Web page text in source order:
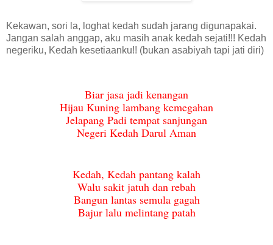
Kekawan, sori la, loghat kedah sudah jarang digunapakai.
Jangan salah anggap, aku masih anak kedah sejati!!! Kedah
negeriku, Kedah kesetiaanku!! (bukan asabiyah tapi jati diri)
Biar jasa jadi kenangan
Hijau Kuning lambang kemegahan
Jelapang Padi tempat sanjungan
Negeri Kedah Darul Aman
Kedah, Kedah pantang kalah
Walu sakit jatuh dan rebah
Bangun lantas semula gagah
Bajur lalu melintang patah